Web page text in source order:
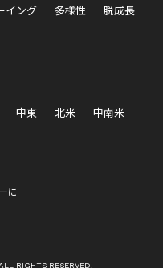
イング 多様性 脱成長
中東 北米
中南米
に
RIGHTS RESERVED.